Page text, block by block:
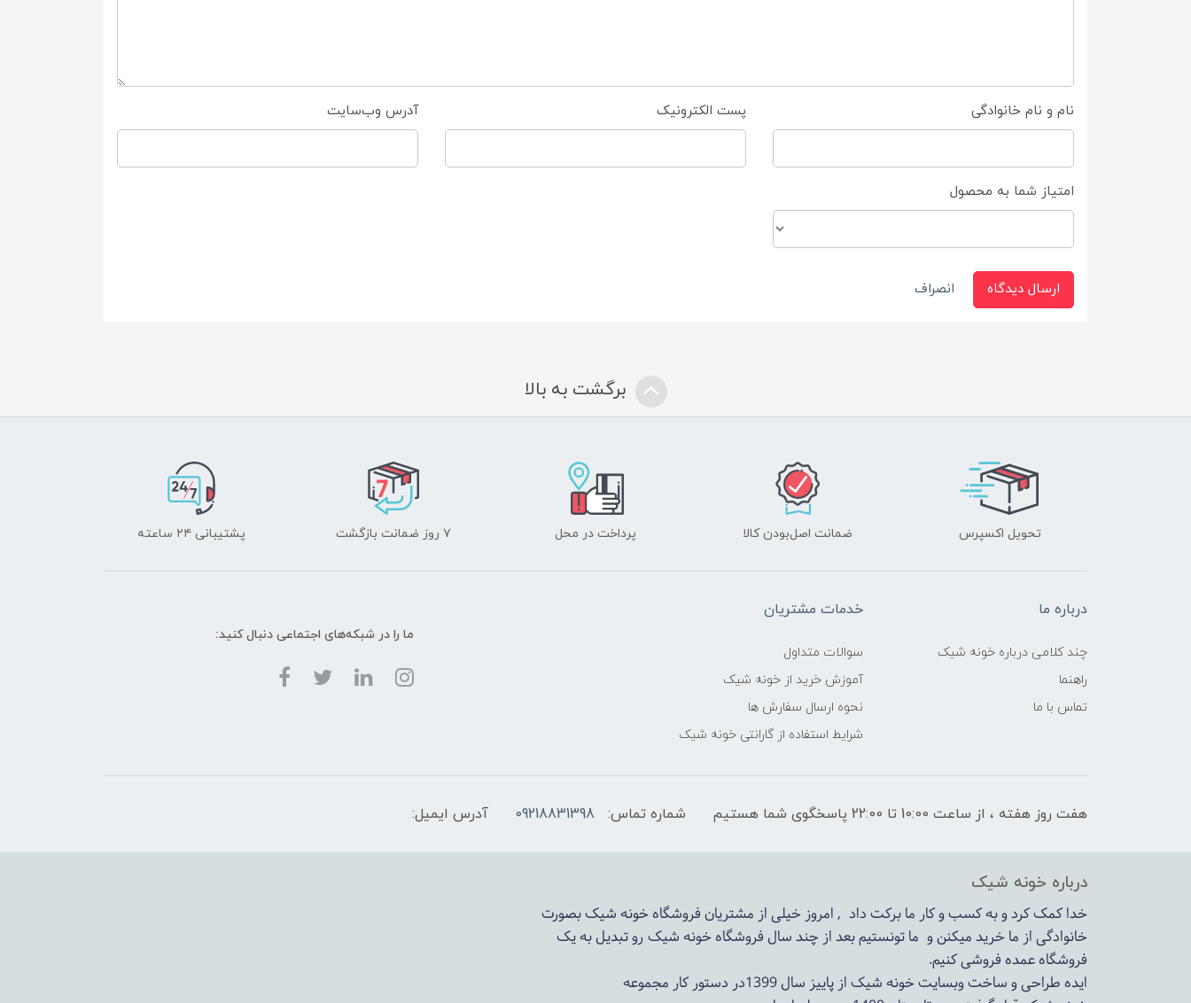
نام و نام خانوادگی پست الکترونیک آدرس وب‌سایت
امتیاز شما به محصول
ارسال دیدگاه انصراف
برگشت به بالا
تحویل اکسپرس ضمانت اصل‌بودن کالا پرداخت در محل ۷ روز ضمانت بازگشت پشتیبانی ۲۴ ساعته
درباره ما
چند کلامی درباره خونه شیک
راهنما
تماس با ما
خدمات مشتریان
سوالات متداول
آموزش خرید از خونه شیک
نحوه ارسال سفارش ها
شرایط استفاده از گارانتی خونه شیک
ما را در شبکه‌های اجتماعی دنبال کنید:
هفت روز هفته ، از ساعت 10:00 تا 22:00 پاسخگوی شما هستیم شماره تماس: 09218831398 آدرس ایمیل:
درباره خونه شیک
خدا کمک کرد و به کسب و کار ما برکت داد , امروز خیلی از مشتریان فروشگاه خونه شیک بصورت
خانوادگی از ما خرید میکنن و ما تونستیم بعد از چند سال فروشگاهخونه شیکرو تبدیل به یک
فروشگاه عمده فروشی کنیم.
ایده طراحی و ساخت وبسایت خونه شیک از پاییز سال 1399در دستور کار مجموعه